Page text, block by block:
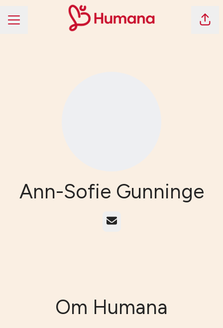
KARRIÄRMENY Dela
Ann-Sofie Gunninge
E-post
Om Humana